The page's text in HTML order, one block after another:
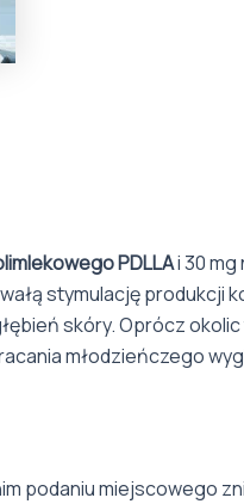
PDLLAi 30
stymulację
skóry. Oprócz
młodzieńczego
podaniu miejscowego